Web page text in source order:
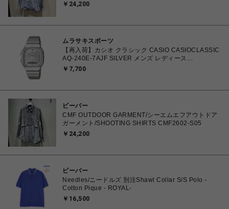
￥24,200
ムラサキスポーツ
【再入荷】カシオ クラシック CASIO CASIOCLASSIC
AQ-240E-7AJF SILVER メンズ レディース
4549526409615 腕時計 国内正規品 【 北海道/沖縄/離
￥7,700
ビーバー
CMF OUTDOOR GARMENT/シーエムエフアウトドア
ガーメント/SHOOTING SHIRTS CMF2602-S05
￥24,200
ビーバー
Needles/ニードルズ 別注Shawl Collar S/S Polo -
Cotton Pique - ROYAL-
￥16,500